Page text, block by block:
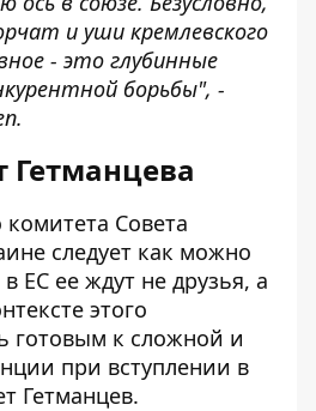
и уши кремлевского
- это глубинные
борьбы", -
Гетманцева
комитета Совета
следует как можно
ЕС ее ждут не друзья, а
этого
готовым к сложной и
при вступлении в
Гетманцев.